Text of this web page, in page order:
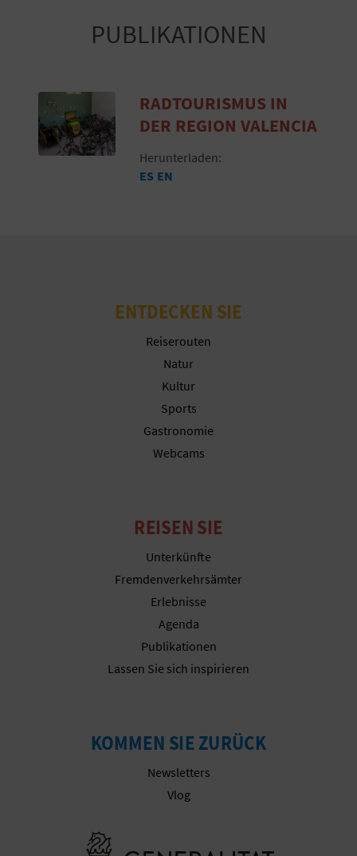
PUBLIKATIONEN
RADTOURISMUS IN
DER REGION VALENCIA
Herunterladen:
ES EN
ENTDECKEN SIE
Reiserouten
Natur
Kultur
Sports
Gastronomie
Webcams
REISEN SIE
Unterkünfte
Fremdenverkehrsämter
Erlebnisse
Agenda
Publikationen
Lassen Sie sich inspirieren
KOMMEN SIE ZURÜCK
Newsletters
Vlog